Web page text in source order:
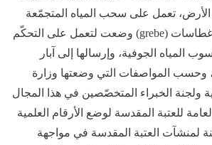
الأرض، تعمل على سحب المياه ‏المتجمّعة
بصورة آلية من خلال ‏غطاسات (‏grebe‏) وضعت لتعمل على التحكّم
المياه الجوفية، وإرسالها إلى آبار
المواصفات التي ‏وضعتها وزارة
ولجنة الخبراء المتخصّصين في هذا المجال
للعتبة المقدسة لوضع الأرقام العلمية
لمنشآت العتبة المقدسة في مواجهة